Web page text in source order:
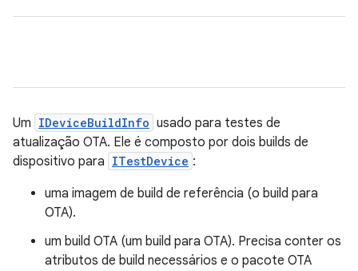
Um IDeviceBuildInfo usado para testes de
atualização OTA. Ele é composto por dois builds de
dispositivo para ITestDevice :
uma imagem de build de referência (o build para
OTA).
um build OTA (um build para OTA). Precisa conter os
atributos de build necessários e o pacote OTA